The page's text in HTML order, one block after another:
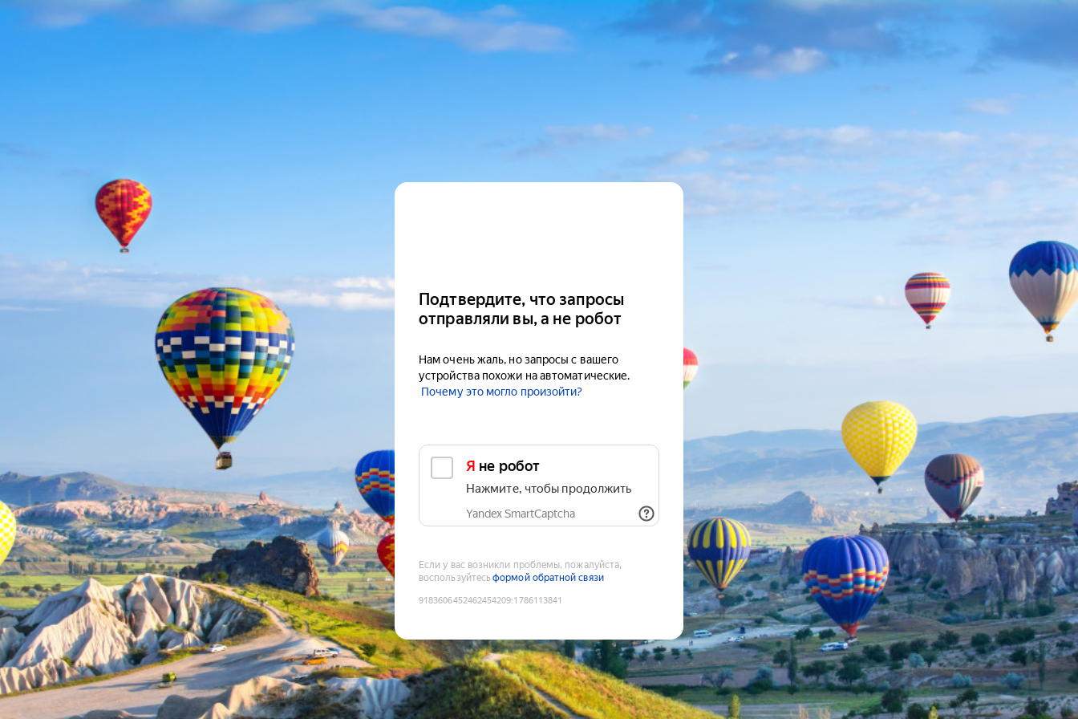
Подтвердите, что запросы
отправляли вы, а не робот
Нам очень жаль, но запросы с вашего
устройства похожи на автоматические.
Почему это могло произойти?
Я не робот
Нажмите, чтобы продолжить
Yandex SmartCaptcha
Если у вас возникли проблемы, пожалуйста,
воспользуйтесьформой обратной связи
9183606452462454209:1786113841